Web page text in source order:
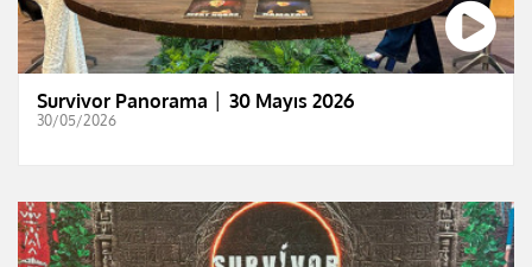
Survivor Panorama │ 30 Mayıs 2026
30/05/2026